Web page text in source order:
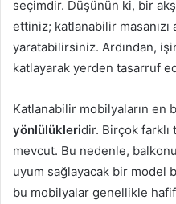
seçimdir. Düşünün ki, bir
ettiniz; katlanabilir masanızı
yaratabilirsiniz. Ardından,
katlayarak yerden tasarruf
Katlanabilir mobilyaların en
yönlülükleridir. Birçok farklı
mevcut. Bu nedenle,
uyum sağlayacak bir model
bu mobilyalar genellikle hafif